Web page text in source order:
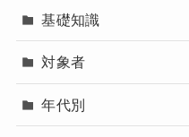
基礎知識
対象者
年代別